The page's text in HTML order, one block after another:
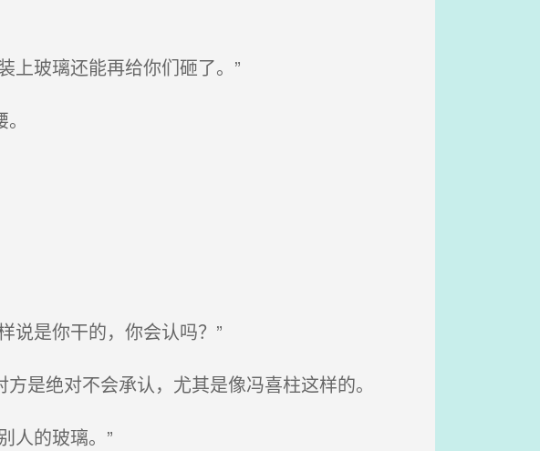
上玻璃还能再给你们砸了。”
说是你干的，你会认吗？”
是绝对不会承认，尤其是像冯喜柱这样的。
人的玻璃。”